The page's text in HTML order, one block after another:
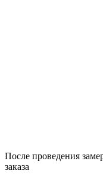
После проведения
заказа